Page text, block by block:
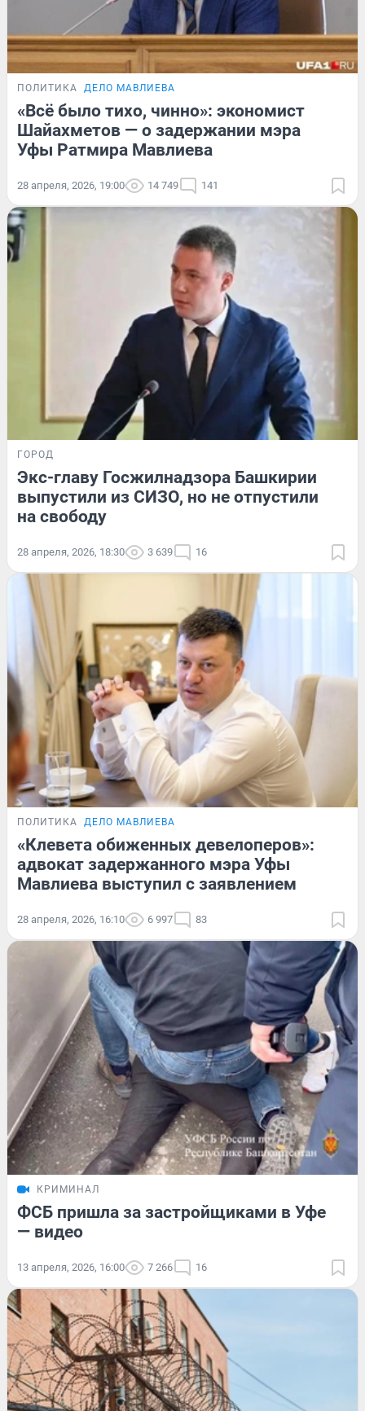
ПОЛИТИКА ДЕЛО МАВЛИЕВА
«Всё было тихо, чинно»: экономист
Шайахметов — о задержании мэра
Уфы Ратмира Мавлиева
28 апреля, 2026, 19:00 14 749 141
ГОРОД
Экс-главу Госжилнадзора Башкирии
выпустили из СИЗО, но не отпустили
на свободу
28 апреля, 2026, 18:30 3 639 16
ПОЛИТИКА ДЕЛО МАВЛИЕВА
«Клевета обиженных девелоперов»:
адвокат задержанного мэра Уфы
Мавлиева выступил с заявлением
28 апреля, 2026, 16:10 6 997 83
КРИМИНАЛ
ФСБ пришла за застройщиками в Уфе
— видео
13 апреля, 2026, 16:00 7 266 16